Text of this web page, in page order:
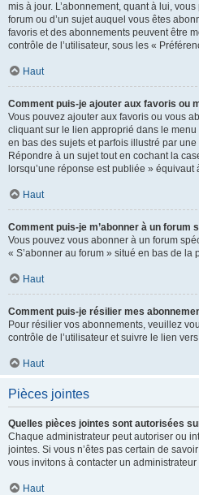
mis à jour. L’abonnement, quant à lui,
forum ou d’un sujet auquel vous êtes
favoris et des abonnements peuvent être
contrôle de l’utilisateur, sous les «
Haut
Comment puis-je ajouter aux favoris ou
Vous pouvez ajouter aux favoris ou vous
cliquant sur le lien approprié dans le
en bas des sujets et parfois illustré par une
Répondre à un sujet tout en cochant la
lorsqu’une réponse est publiée »
Haut
Comment puis-je m’abonner à un forum
Vous pouvez vous abonner à un forum
« S’abonner au forum » situé en bas de la
Haut
Comment puis-je résilier mes
Pour résilier vos abonnements, veuillez
contrôle de l’utilisateur et suivre le lien
Haut
Pièces jointes
Quelles pièces jointes sont autorisées
Chaque administrateur peut autoriser ou
jointes. Si vous n’êtes pas certain de
vous invitons à contacter un administrateur
Haut